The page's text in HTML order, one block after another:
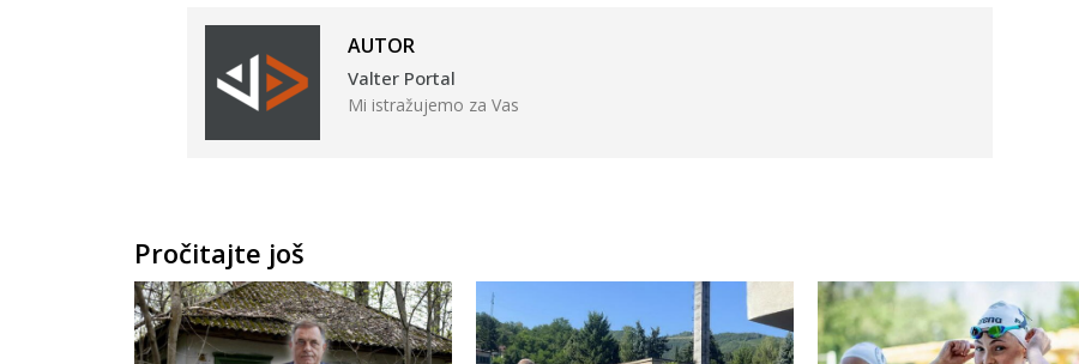
AUTOR
Valter Portal
Mi istražujemo za Vas
Pročitajte još